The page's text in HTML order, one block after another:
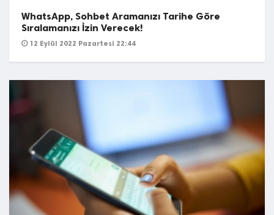
WhatsApp, Sohbet Aramanızı Tarihe Göre
Sıralamanızı İzin Verecek!
12 Eylül 2022 Pazartesi 22:44